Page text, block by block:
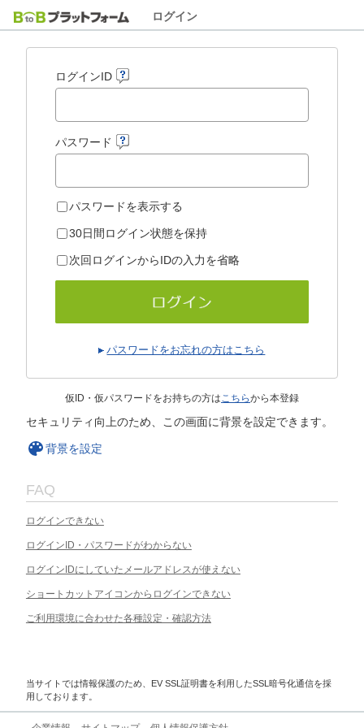
ログイン
ログインID
パスワード
パスワードを表示する
30日間ログイン状態を保持
次回ログインからIDの入力を省略
パスワードをお忘れの方はこちら
仮ID・仮パスワードをお持ちの方はこちらから本登録
セキュリティ向上のため、この画面に背景を設定できます。
背景を設定
FAQ
ログインできない
ログインID・パスワードがわからない
ログインIDにしていたメールアドレスが使えない
ショートカットアイコンからログインできない
ご利用環境に合わせた各種設定・確認方法
当サイトでは情報保護のため、EV SSL証明書を利用したSSL暗号化通信を採
用しております。